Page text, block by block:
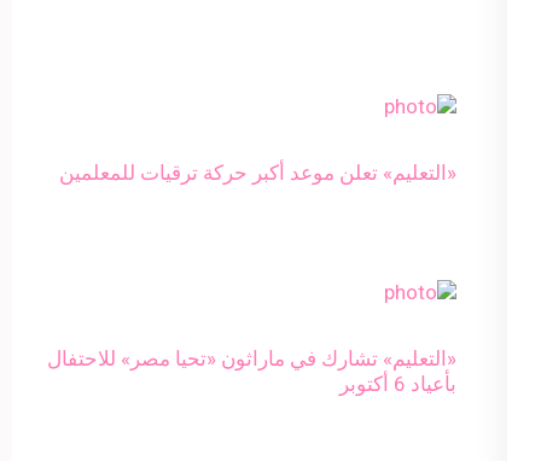
«التعليم» تعلن موعد أكبر حركة ترقيات للمعلمين
«التعليم» تشارك في ماراثون «تحيا مصر» للاحتفال
بأعياد 6 أكتوبر